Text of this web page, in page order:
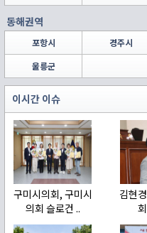
동해권역
포항시 경주시
울릉군
이시간 이슈
구미시의회, 구미시
의회 슬로건 ..
김현